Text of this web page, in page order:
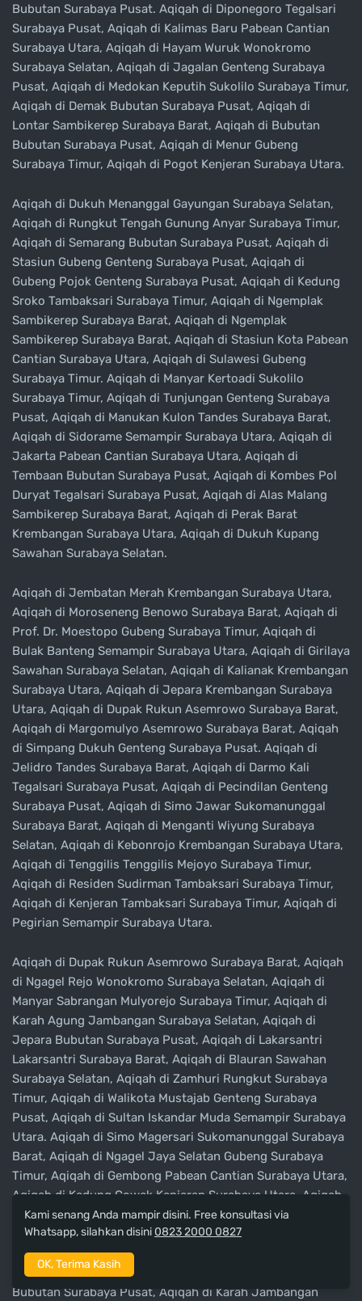
Bubutan Surabaya Pusat. Aqiqah di Diponegoro Tegalsari
Surabaya Pusat, Aqiqah di Kalimas Baru Pabean Cantian
Surabaya Utara, Aqiqah di Hayam Wuruk Wonokromo
Surabaya Selatan, Aqiqah di Jagalan Genteng Surabaya
Pusat, Aqiqah di Medokan Keputih Sukolilo Surabaya Timur,
Aqiqah di Demak Bubutan Surabaya Pusat, Aqiqah di
Lontar Sambikerep Surabaya Barat, Aqiqah di Bubutan
Bubutan Surabaya Pusat, Aqiqah di Menur Gubeng
Surabaya Timur, Aqiqah di Pogot Kenjeran Surabaya Utara.
Aqiqah di Dukuh Menanggal Gayungan Surabaya Selatan,
Aqiqah di Rungkut Tengah Gunung Anyar Surabaya Timur,
Aqiqah di Semarang Bubutan Surabaya Pusat, Aqiqah di
Stasiun Gubeng Genteng Surabaya Pusat, Aqiqah di
Gubeng Pojok Genteng Surabaya Pusat, Aqiqah di Kedung
Sroko Tambaksari Surabaya Timur, Aqiqah di Ngemplak
Sambikerep Surabaya Barat, Aqiqah di Ngemplak
Sambikerep Surabaya Barat, Aqiqah di Stasiun Kota Pabean
Cantian Surabaya Utara, Aqiqah di Sulawesi Gubeng
Surabaya Timur. Aqiqah di Manyar Kertoadi Sukolilo
Surabaya Timur, Aqiqah di Tunjungan Genteng Surabaya
Pusat, Aqiqah di Manukan Kulon Tandes Surabaya Barat,
Aqiqah di Sidorame Semampir Surabaya Utara, Aqiqah di
Jakarta Pabean Cantian Surabaya Utara, Aqiqah di
Tembaan Bubutan Surabaya Pusat, Aqiqah di Kombes Pol
Duryat Tegalsari Surabaya Pusat, Aqiqah di Alas Malang
Sambikerep Surabaya Barat, Aqiqah di Perak Barat
Krembangan Surabaya Utara, Aqiqah di Dukuh Kupang
Sawahan Surabaya Selatan.
Aqiqah di Jembatan Merah Krembangan Surabaya Utara,
Aqiqah di Moroseneng Benowo Surabaya Barat, Aqiqah di
Prof. Dr. Moestopo Gubeng Surabaya Timur, Aqiqah di
Bulak Banteng Semampir Surabaya Utara, Aqiqah di Girilaya
Sawahan Surabaya Selatan, Aqiqah di Kalianak Krembangan
Surabaya Utara, Aqiqah di Jepara Krembangan Surabaya
Utara, Aqiqah di Dupak Rukun Asemrowo Surabaya Barat,
Aqiqah di Margomulyo Asemrowo Surabaya Barat, Aqiqah
di Simpang Dukuh Genteng Surabaya Pusat. Aqiqah di
Jelidro Tandes Surabaya Barat, Aqiqah di Darmo Kali
Tegalsari Surabaya Pusat, Aqiqah di Pecindilan Genteng
Surabaya Pusat, Aqiqah di Simo Jawar Sukomanunggal
Surabaya Barat, Aqiqah di Menganti Wiyung Surabaya
Selatan, Aqiqah di Kebonrojo Krembangan Surabaya Utara,
Aqiqah di Tenggilis Tenggilis Mejoyo Surabaya Timur,
Aqiqah di Residen Sudirman Tambaksari Surabaya Timur,
Aqiqah di Kenjeran Tambaksari Surabaya Timur, Aqiqah di
Pegirian Semampir Surabaya Utara.
Aqiqah di Dupak Rukun Asemrowo Surabaya Barat, Aqiqah
di Ngagel Rejo Wonokromo Surabaya Selatan, Aqiqah di
Manyar Sabrangan Mulyorejo Surabaya Timur, Aqiqah di
Karah Agung Jambangan Surabaya Selatan, Aqiqah di
Jepara Bubutan Surabaya Pusat, Aqiqah di Lakarsantri
Lakarsantri Surabaya Barat, Aqiqah di Blauran Sawahan
Surabaya Selatan, Aqiqah di Zamhuri Rungkut Surabaya
Timur, Aqiqah di Walikota Mustajab Genteng Surabaya
Pusat, Aqiqah di Sultan Iskandar Muda Semampir Surabaya
Utara. Aqiqah di Simo Magersari Sukomanunggal Surabaya
Barat, Aqiqah di Ngagel Jaya Selatan Gubeng Surabaya
Timur, Aqiqah di Gembong Pabean Cantian Surabaya Utara,
Aqiqah di Kedung Cowek Kenjeran Surabaya Utara, Aqiqah
di Bulak Jaya Semampir Surabaya Utara, Aqiqah di Abdul
Karim Gunung Anyar Surabaya Timur, Aqiqah di Nambangan
Kenjeran Surabaya Utara, Aqiqah di Alas Malang
Sambikerep Surabaya Barat, Aqiqah di Kramat Gantung
Bubutan Surabaya Pusat, Aqiqah di Karah Jambangan
Kami senang Anda mampir disini. Free konsultasi via
Whatsapp, silahkan disini 0823 2000 0827
OK, Terima Kasih